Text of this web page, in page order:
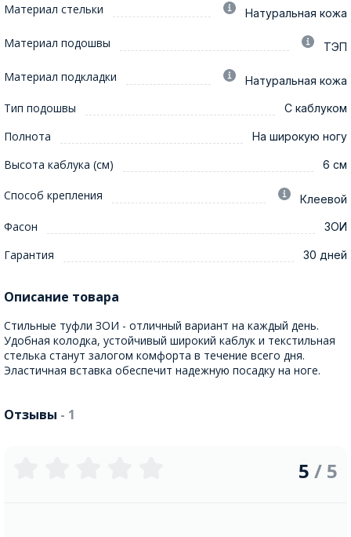
Материал стельки Натуральная кожа
Материал подошвы ТЭП
Материал подкладки Натуральная кожа
Тип подошвы С каблуком
Полнота На широкую ногу
Высота каблука (см) 6 см
Способ крепления Клеевой
Фасон ЗОИ
Гарантия 30 дней
Описание товара
Стильные туфли ЗОИ - отличный вариант на каждый день.
Удобная колодка, устойчивый широкий каблук и текстильная
стелька станут залогом комфорта в течение всего дня.
Эластичная вставка обеспечит надежную посадку на ноге.
Отзывы - 1
5 / 5